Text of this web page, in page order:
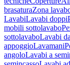
brasaturaZona
LavabiLavabi doppi
mobili sottolavabo
sottolavaboLavabi
appoggioLavamani
angoloLavabi a